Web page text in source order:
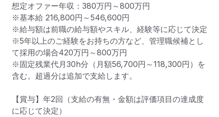
想定オファー年収：380万円～800万円
※基本給 216,800円～546,600円
※給与額は前職の給与額やスキル、経験等に応じて決定
※5年以上のご経験をお持ちの方など、管理職候補とし
て採用の場合420万円～800万円
※固定残業代月30h分（月額56,700円～118,300円）を
含む。超過分は追加で支給します。
【賞与】年2回（支給の有無・金額は評価項目の達成度
に応じて決定）